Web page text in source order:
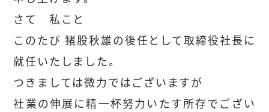
さて 私こと
このたび 猪股秋雄の後任として取締役社長に
就任いたしました。
つきましては微力ではございますが
社業の伸展に精一杯努力いたす所存でござい